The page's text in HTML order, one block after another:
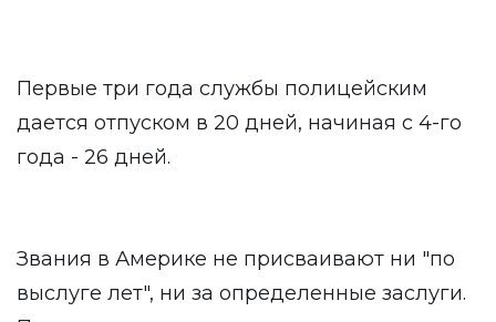
Первые три года службы полицейским
дается отпуском в 20 дней, начиная с 4-го
года - 26 дней.
Звания в Америке не присваивают ни "по
выслуге лет", ни за определенные заслуги.